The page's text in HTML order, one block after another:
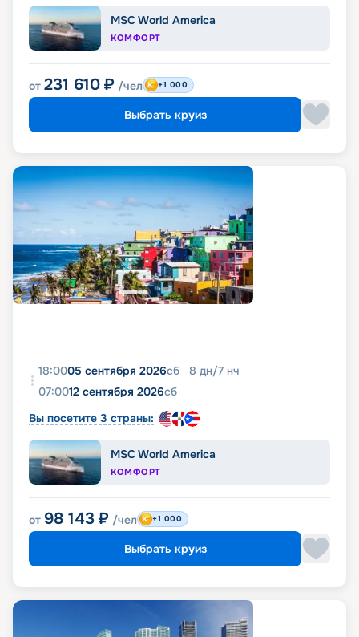
MSC World America
КОМФОРТ
от 231 610 ₽ /чел +1 000
Выбрать круиз
18:0005 сентября 2026сб 8 дн/7 нч
07:0012 сентября 2026сб
Вы посетите 3 страны:
MSC World America
КОМФОРТ
от 98 143 ₽ /чел +1 000
Выбрать круиз